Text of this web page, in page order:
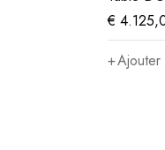
€
Ajouter